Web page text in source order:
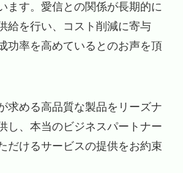
ます。愛信との関係が長期的に
給を行い、コスト削減に寄与
功率を高めているとのお声を頂
求める高品質な製品をリーズナ
し、本当のビジネスパートナー
だけるサービスの提供をお約束